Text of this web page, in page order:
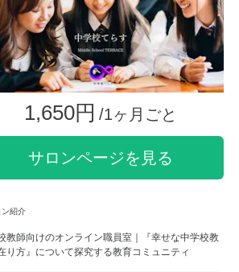
1,650円 /1ヶ月ごと
サロンページを見る
ン紹介
教師向けのオンライン職員室｜『幸せな中学校教
り方』について探究する教育コミュニティ